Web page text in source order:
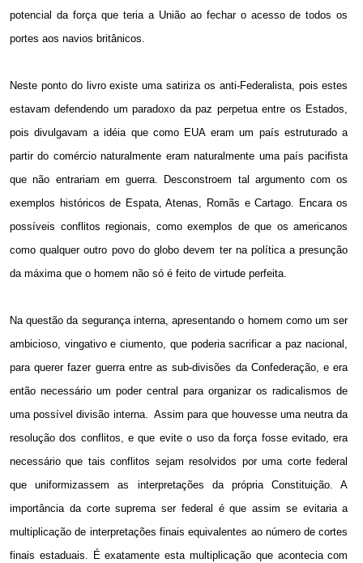
potencial da força que teria a União ao fechar o acesso de todos os
portes aos navios britânicos.
Neste ponto do livro existe uma satiriza os anti-Federalista, pois estes
estavam defendendo um paradoxo da paz perpetua entre os Estados,
pois divulgavam a idéia que como EUA eram um país estruturado a
partir do comércio naturalmente eram naturalmente uma país pacifista
que não entrariam em guerra. Desconstroem tal argumento com os
exemplos históricos de Espata, Atenas, Romãs e Cartago. Encara os
possíveis conflitos regionais, como exemplos de que os americanos
como qualquer outro povo do globo devem ter na política a presunção
da máxima que o homem não só é feito de virtude perfeita.
Na questão da segurança interna, apresentando o homem como um ser
ambicioso, vingativo e ciumento, que poderia sacrificar a paz nacional,
para querer fazer guerra entre as sub-divisões da Confederação, e era
então necessário um poder central para organizar os radicalismos de
uma possível divisão interna. Assim para que houvesse uma neutra da
resolução dos conflitos, e que evite o uso da força fosse evitado, era
necessário que tais conflitos sejam resolvidos por uma corte federal
que uniformizassem as interpretações da própria Constituição. A
importância da corte suprema ser federal é que assim se evitaria a
multiplicação de interpretações finais equivalentes ao número de cortes
finais estaduais. É exatamente esta multiplicação que acontecia com